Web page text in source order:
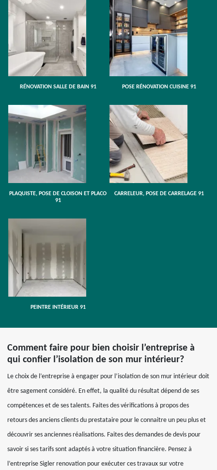
RÉNOVATION SALLE DE BAIN 91 POSE RÉNOVATION CUISINE 91
PLAQUISTE, POSE DE CLOISON ET PLACO
91
CARRELEUR, POSE DE CARRELAGE 91
PEINTRE INTÉRIEUR 91
Comment faire pour bien choisir l’entreprise à
qui confier l’isolation de son mur intérieur?
Le choix de l’entreprise à engager pour l’isolation de son mur intérieur doit
être sagement considéré. En effet, la qualité du résultat dépend de ses
compétences et de ses talents. Faites des vérifications à propos des
retours des anciens clients du prestataire pour le connaitre un peu plus et
découvrir ses anciennes réalisations. Faites des demandes de devis pour
savoir si ses tarifs sont adaptés à votre situation financière. Pensez à
l’entreprise Sigler renovation pour exécuter ces travaux sur votre